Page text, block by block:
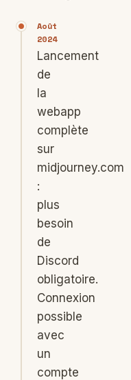
Août
2024
Lancement
de
la
webapp
complète
sur
midjourney.com
:
plus
besoin
de
Discord
obligatoire.
Connexion
possible
avec
un
compte